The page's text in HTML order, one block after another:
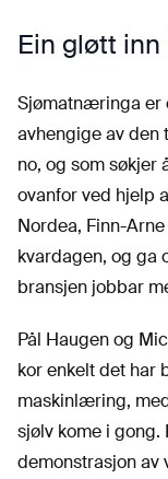
Ein gløtt
Sjømatnæringa er
avhengige av den
no, og som søkjer
ovanfor ved hjelp
Nordea, Finn-
kvardagen, og ga
bransjen jobbar
Pål Haugen og
kor enkelt det har
maskinlæring,
sjølv kome i gong.
demonstrasjon av